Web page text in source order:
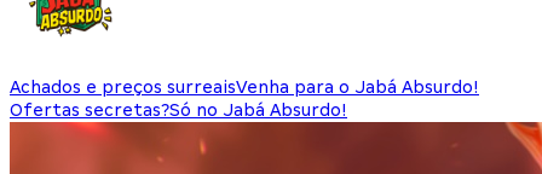
Achados e preços surreaisVenha para o Jabá Absurdo!
Ofertas secretas?Só no Jabá Absurdo!